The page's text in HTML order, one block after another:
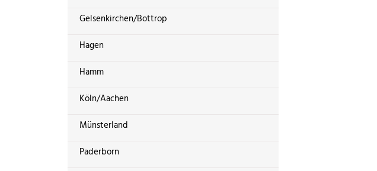
Gelsenkirchen/Bottrop
Hagen
Hamm
Köln/Aachen
Münsterland
Paderborn